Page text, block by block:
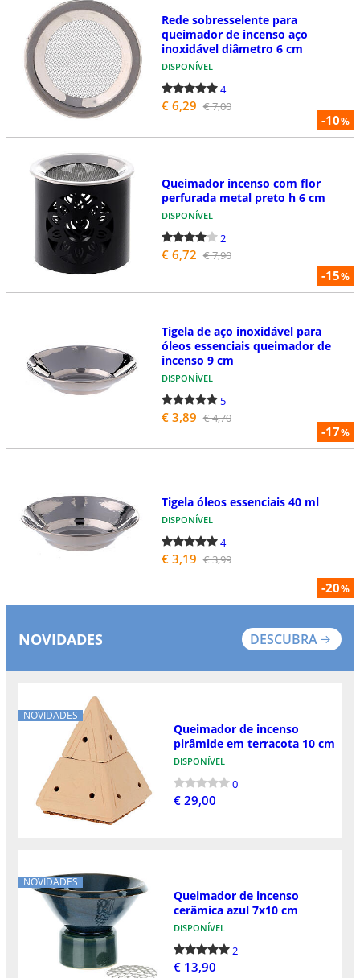
-10%
Rede sobresselente para
queimador de incenso aço
inoxidável diâmetro 6 cm
DISPONÍVEL
4
€ 6,29 € 7,00
-15%
Queimador incenso com flor
perfurada metal preto h 6 cm
DISPONÍVEL
2
€ 6,72 € 7,90
-17%
Tigela de aço inoxidável para
óleos essenciais queimador de
incenso 9 cm
DISPONÍVEL
5
€ 3,89 € 4,70
-20%
Tigela óleos essenciais 40 ml
DISPONÍVEL
4
€ 3,19 € 3,99
NOVIDADES DESCUBRA
NOVIDADES
Queimador de incenso
pirâmide em terracota 10 cm
DISPONÍVEL
0
€ 29,00
NOVIDADES
Queimador de incenso
cerâmica azul 7x10 cm
DISPONÍVEL
2
€ 13,90